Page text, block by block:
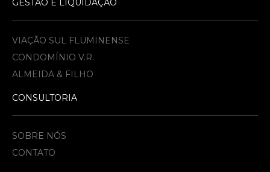
GESTÃO E LIQUIDAÇÃO
VIAÇÃO SUL FLUMINENSE
CONDOMÍNIO V.R.
ALMEIDA & FILHO​
CONSULTORIA
SOBRE NÓS
CONTATO